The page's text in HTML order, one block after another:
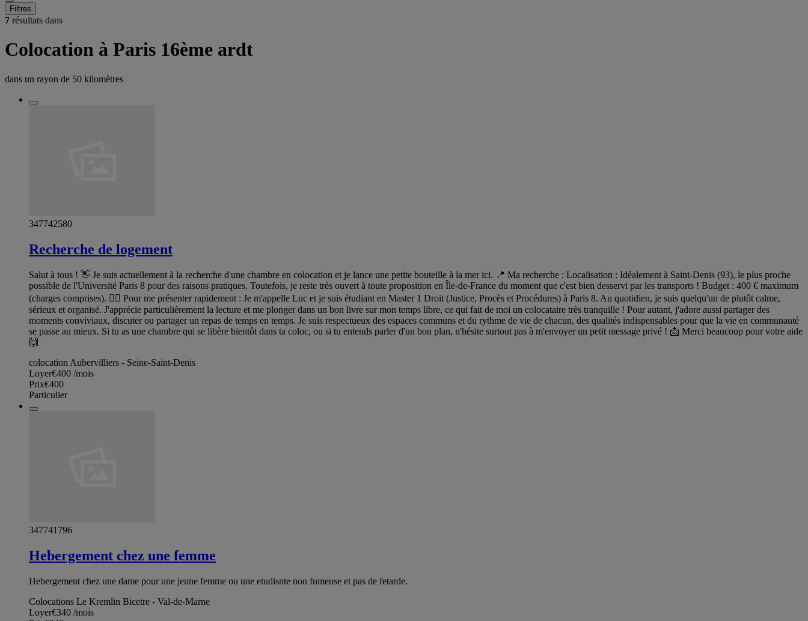
Filtres
7 résultats dans
Colocation à Paris 16ème ardt
dans un rayon de 50 kilomètres
347742580
Recherche de logement
Salut à tous ! 👋 Je suis actuellement à la recherche d'une chambre en colocation et je lance une petite bouteille à la mer ici. 📍 Ma recherche : Localisation : Idéalement à Saint-Denis (93), le plus proche
possible de l'Université Paris 8 pour des raisons pratiques. Toutefois, je reste très ouvert à toute proposition en Île-de-France du moment que c'est bien desservi par les transports ! Budget : 400 € maximum
(charges comprises). 🙋‍♂️ Pour me présenter rapidement : Je m'appelle Luc et je suis étudiant en Master 1 Droit (Justice, Procès et Procédures) à Paris 8. Au quotidien, je suis quelqu'un de plutôt calme,
sérieux et organisé. J'apprécie particulièrement la lecture et me plonger dans un bon livre sur mon temps libre, ce qui fait de moi un colocataire très tranquille ! Pour autant, j'adore aussi partager des
moments conviviaux, discuter ou partager un repas de temps en temps. Je suis respectueux des espaces communs et du rythme de vie de chacun, des qualités indispensables pour que la vie en communauté
se passe au mieux. Si tu as une chambre qui se libère bientôt dans ta coloc, ou si tu entends parler d'un bon plan, n'hésite surtout pas à m'envoyer un petit message privé ! 📩 Merci beaucoup pour votre aide
🙌
colocation Aubervilliers - Seine-Saint-Denis
Loyer€400 /mois
Prix€400
Particulier
347741796
Hebergement chez une femme
Hebergement chez une dame pour une jeune femme ou une etudisnte non fumeuse et pas de fetarde.
Colocations Le Kremlin Bicetre - Val-de-Marne
Loyer€340 /mois